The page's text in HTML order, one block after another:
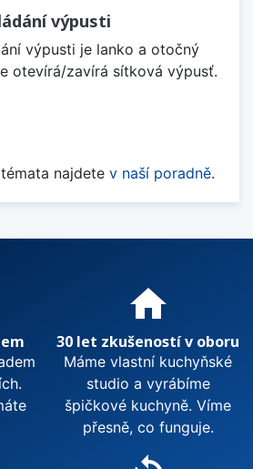
výpusti
výpusti je lanko a otočný
otevírá/zavírá sítková výpusť.
najdete v naší poradně.
nás? home
30 let zkušeností v oboru
Máme vlastní kuchyňské
studio a vyrábíme
špičkové kuchyně. Víme
přesně, co funguje.